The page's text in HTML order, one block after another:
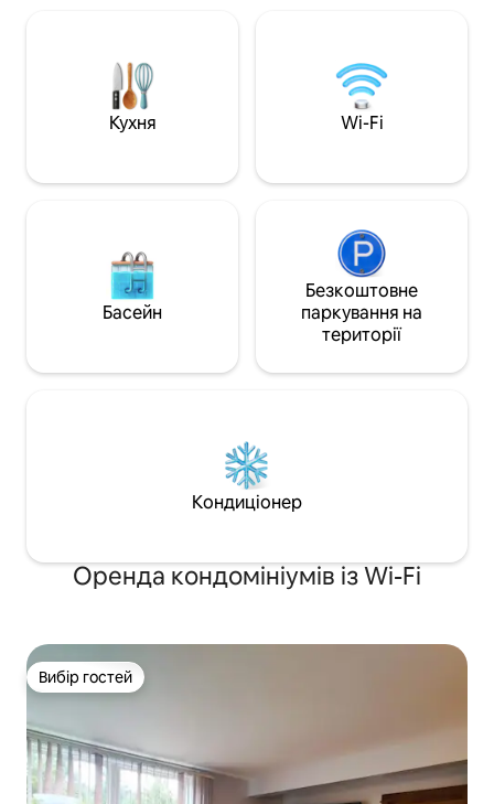
велосипеді протягом усього літа. Ця
квартира розташована біля підніжжя
курорту Big Sky, і лише мальовнича
поїздка відділяє вас від
може запропонувати Монтана.
повністю
преміальною
кімната з
кабіною,
та сушильна
Кухня Wi-Fi
Басейн
Безкоштовне
паркування на
території
Кондиціонер
Оренда кондомініумів із Wi-Fi
Вибір гостей
Вибір гостей